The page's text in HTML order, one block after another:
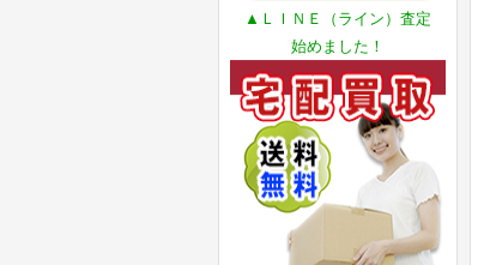
▲ＬＩＮＥ（ライン）査定
始めました！